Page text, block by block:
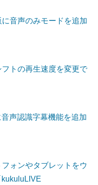
に音声のみモードを追加
フトの再生速度を変更で
声認識字幕機能を追加
フォンやタブレットをウ